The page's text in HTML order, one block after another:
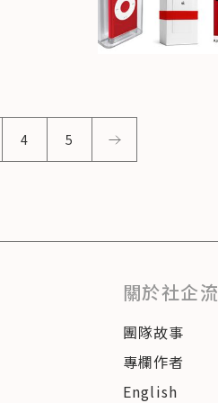
4 5
關於社企流
團隊故事
專欄作者
English